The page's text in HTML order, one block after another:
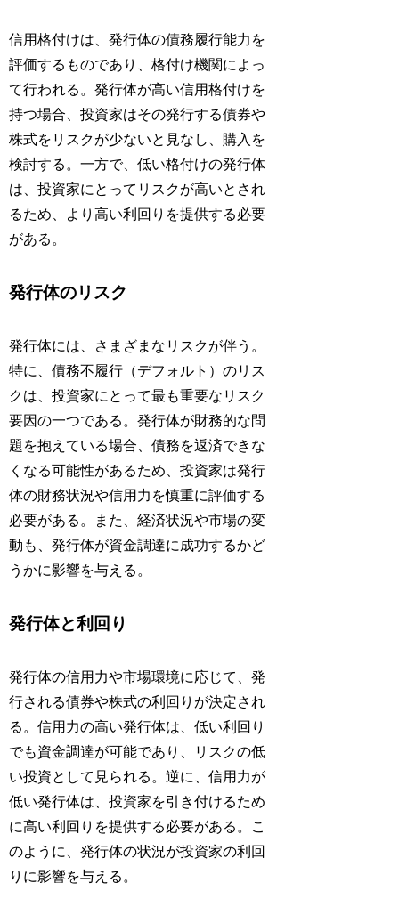
信用格付けは、発行体の債務履行能力を
評価するものであり、格付け機関によっ
て行われる。発行体が高い信用格付けを
持つ場合、投資家はその発行する債券や
株式をリスクが少ないと見なし、購入を
検討する。一方で、低い格付けの発行体
は、投資家にとってリスクが高いとされ
るため、より高い利回りを提供する必要
がある。
発行体のリスク
発行体には、さまざまなリスクが伴う。
特に、債務不履行（デフォルト）のリス
クは、投資家にとって最も重要なリスク
要因の一つである。発行体が財務的な問
題を抱えている場合、債務を返済できな
くなる可能性があるため、投資家は発行
体の財務状況や信用力を慎重に評価する
必要がある。また、経済状況や市場の変
動も、発行体が資金調達に成功するかど
うかに影響を与える。
発行体と利回り
発行体の信用力や市場環境に応じて、発
行される債券や株式の利回りが決定され
る。信用力の高い発行体は、低い利回り
でも資金調達が可能であり、リスクの低
い投資として見られる。逆に、信用力が
低い発行体は、投資家を引き付けるため
に高い利回りを提供する必要がある。こ
のように、発行体の状況が投資家の利回
りに影響を与える。